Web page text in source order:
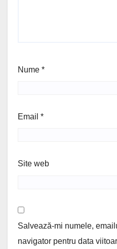
Nume *
Email *
Site web
Salvează-mi numele,
navigator pentru data